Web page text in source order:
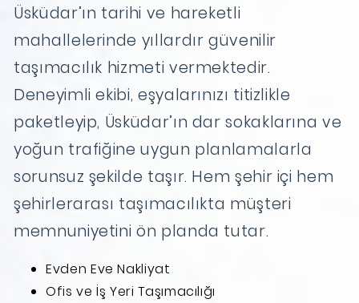
Üsküdar’ın tarihi ve hareketli
mahallelerinde yıllardır güvenilir
taşımacılık hizmeti vermektedir.
Deneyimli ekibi, eşyalarınızı titizlikle
paketleyip, Üsküdar’ın dar sokaklarına ve
yoğun trafiğine uygun planlamalarla
sorunsuz şekilde taşır. Hem şehir içi hem
şehirlerarası taşımacılıkta müşteri
memnuniyetini ön planda tutar.
Evden Eve Nakliyat
Ofis ve İş Yeri Taşımacılığı